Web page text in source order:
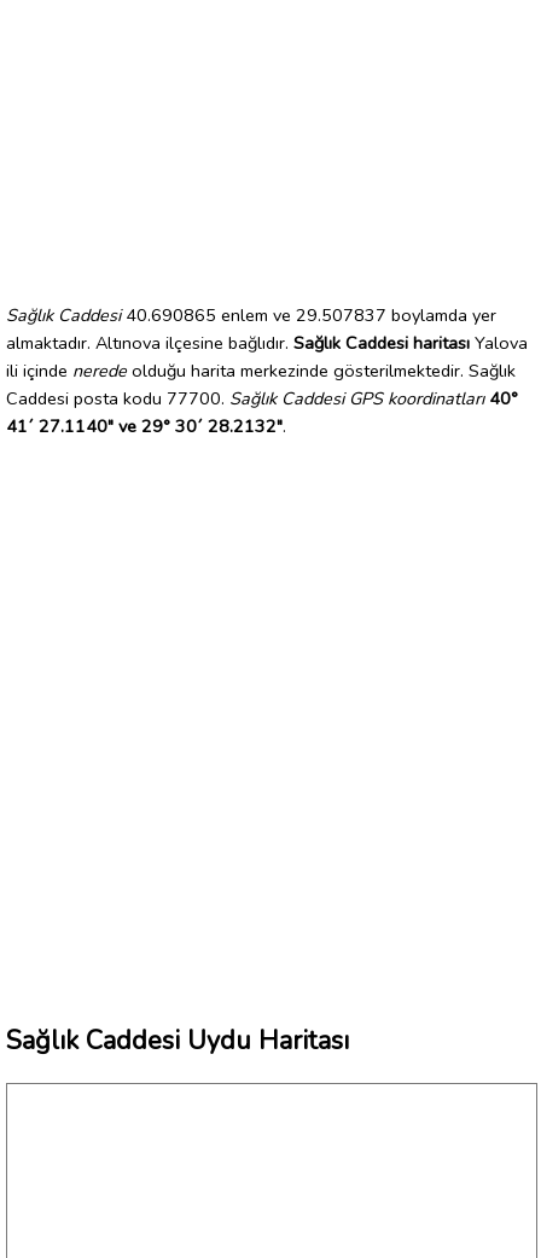
Sağlık Caddesi40.690865 enlem ve 29.507837 boylamda yer
almaktadır. Altınova ilçesine bağlıdır. Sağlık Caddesi haritası Yalova
ili içinde nerede olduğu harita merkezinde gösterilmektedir. Sağlık
Caddesi posta kodu 77700. Sağlık Caddesi GPS koordinatları 40°
41´ 27.1140" ve 29° 30´ 28.2132".
Sağlık Caddesi Uydu Haritası